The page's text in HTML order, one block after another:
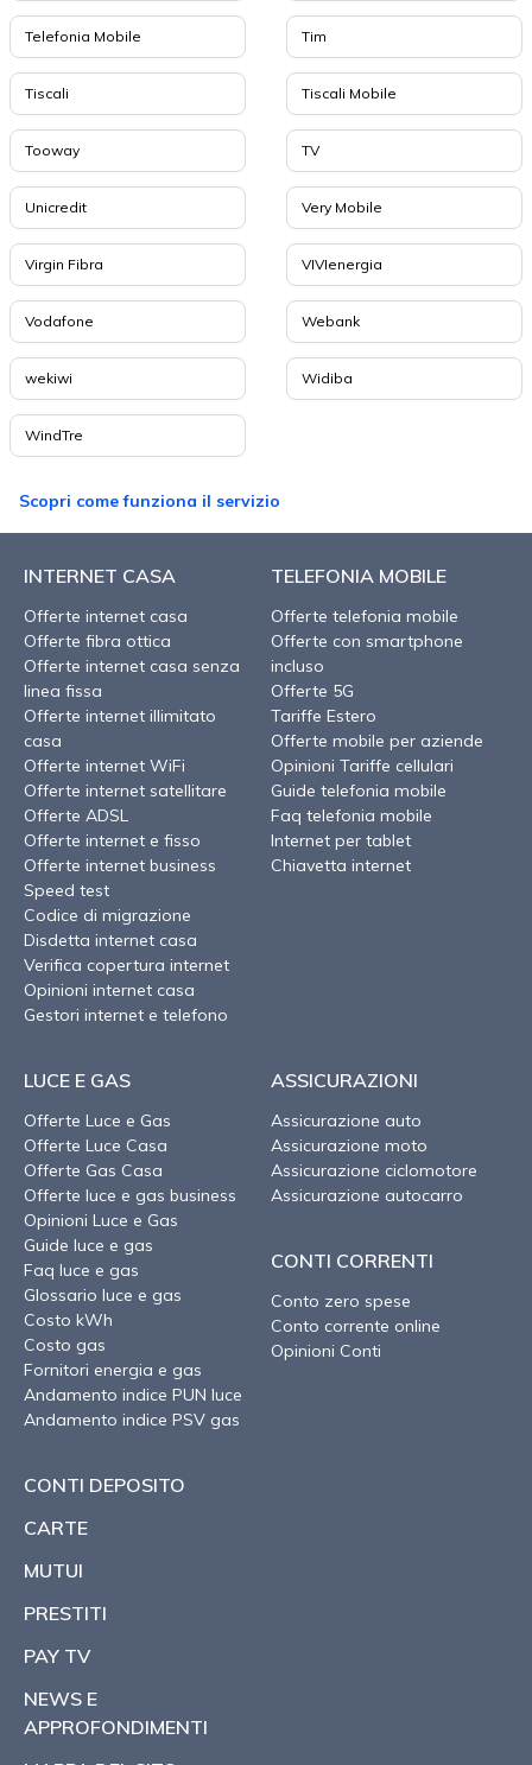
Telefonia Mobile Tim
Tiscali Tiscali Mobile
Tooway TV
Unicredit Very Mobile
Virgin Fibra VIVIenergia
Vodafone Webank
wekiwi Widiba
WindTre
Scopri come funziona il servizio
INTERNET CASA
Offerte internet casa
Offerte fibra ottica
Offerte internet casa senza
linea fissa
Offerte internet illimitato
casa
Offerte internet WiFi
Offerte internet satellitare
Offerte ADSL
Offerte internet e fisso
Offerte internet business
Speed test
Codice di migrazione
Disdetta internet casa
Verifica copertura internet
Opinioni internet casa
Gestori internet e telefono
TELEFONIA MOBILE
Offerte telefonia mobile
Offerte con smartphone
incluso
Offerte 5G
Tariffe Estero
Offerte mobile per aziende
Opinioni Tariffe cellulari
Guide telefonia mobile
Faq telefonia mobile
Internet per tablet
Chiavetta internet
LUCE E GAS
Offerte Luce e Gas
Offerte Luce Casa
Offerte Gas Casa
Offerte luce e gas business
Opinioni Luce e Gas
Guide luce e gas
Faq luce e gas
Glossario luce e gas
Costo kWh
Costo gas
Fornitori energia e gas
Andamento indice PUN luce
Andamento indice PSV gas
ASSICURAZIONI
Assicurazione auto
Assicurazione moto
Assicurazione ciclomotore
Assicurazione autocarro
CONTI CORRENTI
Conto zero spese
Conto corrente online
Opinioni Conti
CONTI DEPOSITO
CARTE
MUTUI
PRESTITI
PAY TV
NEWS E
APPROFONDIMENTI